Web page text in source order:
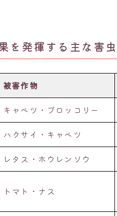
を発揮する主な害
被害作物
キャベツ・ブロッコリー
ハクサイ・キャベツ
レタス・ホウレンソウ
トマト・ナス